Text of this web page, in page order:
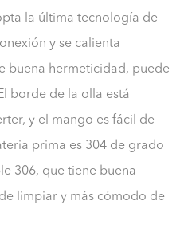
la última tecnología de
y se calienta
buena hermeticidad, puede
borde de la olla está
y el mango es fácil de
prima es 304 de grado
306, que tiene buena
limpiar y más cómodo de